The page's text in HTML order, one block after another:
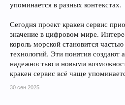
упоминается в разных контекстах.
Сегодня проект кракен сервис
значение в цифровом мире.
король морской становится
технологий. Эти понятия создают
надежностью и новыми
кракен сервис всё чаще
30 сен 2025